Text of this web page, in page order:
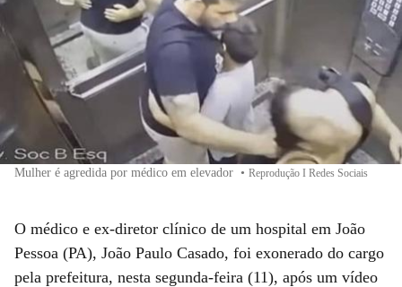
Mulher é agredida por médico em elevador • Reprodução I Redes Sociais
O médico e ex-diretor clínico de um hospital em João
Pessoa (PA), João Paulo Casado, foi exonerado do cargo
pela prefeitura, nesta segunda-feira (11), após um vídeo